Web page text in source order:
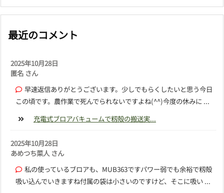
最近のコメント
2025年10月28日
匿名 さん
早速返信ありがとうございます。少しでもらくしたいと思う今日
この頃です。農作業で死んでられないですよね(^^)今度の休みに ...
充電式ブロアバキュームで籾殻の搬送実...
2025年10月28日
あめつち菜人 さん
私の使っているブロアも、MUB363ですパワー弱でも余裕で籾殻
吸い込んでいきますね付属の袋は小さいのですけど、そこに吸い ...